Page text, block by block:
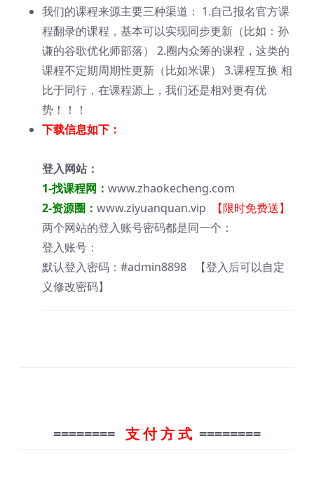
我们的课程来源主要三种渠道： 1.自己报名官方课
程翻录的课程，基本可以实现同步更新（比如：孙
谦的谷歌优化师部落） 2.圈内众筹的课程，这类的
课程不定期周期性更新（比如米课） 3.课程互换 相
比于同行，在课程源上，我们还是相对更有优
势！！！
下载信息如下：
登入网站：
1-找课程网： www.zhaokecheng.com
2-资源圈： www.ziyuanquan.vip
【限时免费送】
两个网站的登入账号密码都是同一个：
登入账号：
默认登入密码：#admin8898 【登入后可以自定
义修改密码】
======== 支 付 方 式 ========